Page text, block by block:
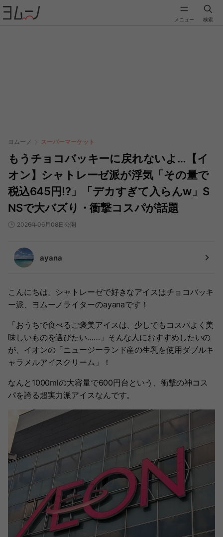
メニュー 検索
ヨムーノ スーパーマーケット
もうチョコバッキーに戻れないよ…【イ
オン】シャトレーゼ派が浮気「その量で
税込645円!?」「デカすぎて入らんw」S
NSで大バズり・衝撃コスパが話題
2026年06月08日公開
ayana
こんにちは。シャトレーゼで好きなアイスはチョコバッキ
ー派、ヨムーノライターのayanaです！
「おうちで食べるご褒美アイスは、少しでもコスパよく美
味しいものを選びたい……」そんな人におすすめしたいの
が、イオンの「ニュージーランド産の生乳を使用ダブルキ
ャラメルアイスクリーム」！
なんと1000mlの大容量で600円台という、衝撃の神コス
パを誇る超実力派アイスなんです。